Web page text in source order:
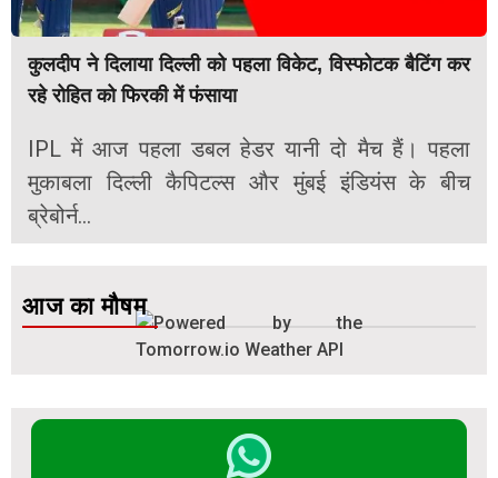
कुलदीप ने दिलाया दिल्ली को पहला विकेट, विस्फोटक बैटिंग कर
रहे रोहित को फिरकी में फंसाया
IPL में आज पहला डबल हेडर यानी दो मैच हैं। पहला
मुकाबला दिल्ली कैपिटल्स और मुंबई इंडियंस के बीच
ब्रेबोर्न...
आज का मौषम